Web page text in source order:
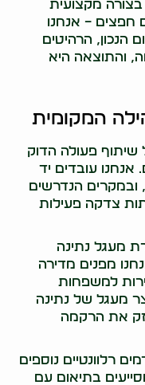
מקצועית
חפצים – אנחנו
הנכון, הרהיטים
והתוצאה היא
המקומית
פעולה הדוק
אנחנו עובדים יד
ובמקרים הנדרשים
צדקה פעילות
מעגל נתינה
מפנים מדירה
למשפחות
מעגל של נתינה
את הרקמה
רלוונטיים נוספים
בתיאום עם